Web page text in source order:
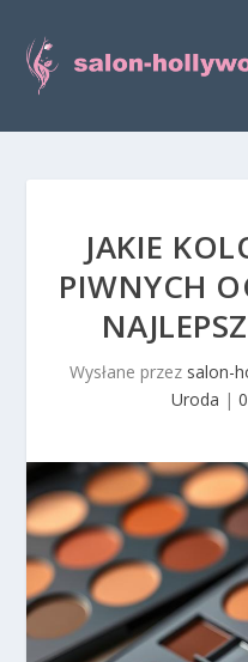
JAKIE
PIWNYCH
Wysłane przez salon-
Uroda | 0